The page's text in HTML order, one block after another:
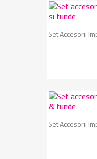
Set Accesorii
Set Accesorii